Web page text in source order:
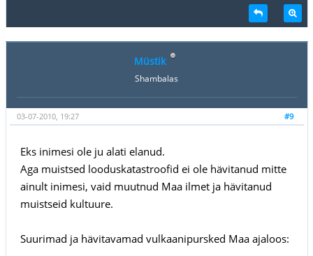
Müstik
Shambalas
#9
03-07-2010, 19:27
Eks inimesi ole ju alati elanud.
Aga muistsed looduskatastroofid ei ole hävitanud mitte
ainult inimesi, vaid muutnud Maa ilmet ja hävitanud
muistseid kultuure.
Suurimad ja hävitavamad vulkaanipursked Maa ajaloos: